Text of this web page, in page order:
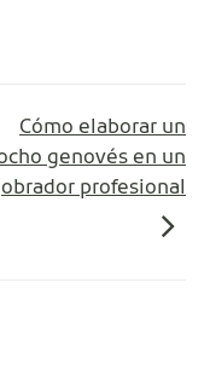
Cómo elaborar un
genovés en un
obrador profesional